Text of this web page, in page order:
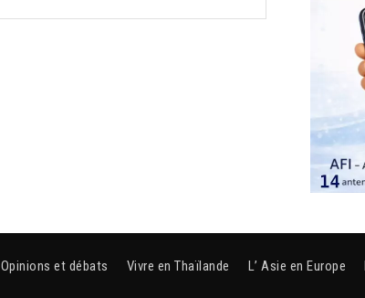
Opinions et débats Vivre en Thaïlande L’ Asie en Europe